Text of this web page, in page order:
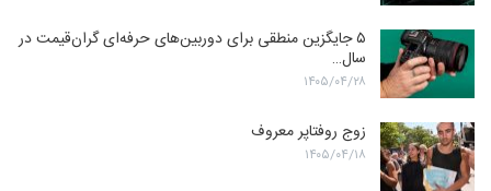
۵ جایگزین منطقی برای دوربین‌های حرفه‌ای گران‌قیمت در
سال…
۱۴۰۵/۰۴/۲۸
زوج روفتاپر معروف
۱۴۰۵/۰۴/۱۸